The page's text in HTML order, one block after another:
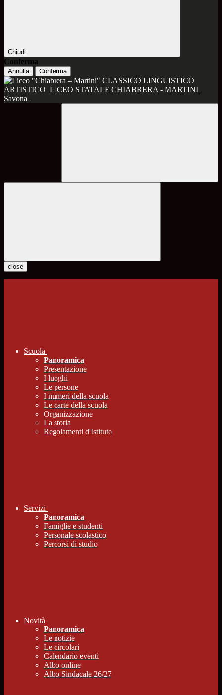
Chiudi
Conferma
Annulla Conferma
CLASSICO LINGUISTICO
ARTISTICO LICEO STATALE CHIABRERA - MARTINI
Savona
close
Scuola
Panoramica
Presentazione
I luoghi
Le persone
I numeri della scuola
Le carte della scuola
Organizzazione
La storia
Regolamenti d'Istituto
Servizi
Panoramica
Famiglie e studenti
Personale scolastico
Percorsi di studio
Novità
Panoramica
Le notizie
Le circolari
Calendario eventi
Albo online
Albo Sindacale 26/27